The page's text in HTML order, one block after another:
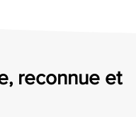
reconnue et